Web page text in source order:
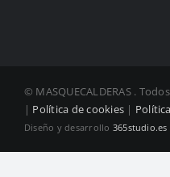
© MASQUECALDERAS .
| Política de cookies |
Diseño y desarrollo 365studio.es